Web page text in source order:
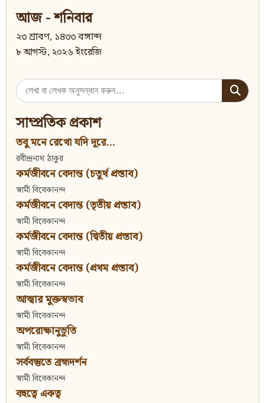
আজ - শনিবার
২৩ শ্রাবণ, ১৪৩৩ বঙ্গাব্দ
৮ আগস্ট, ২০২৬ ইংরেজি
Search
for:
সাম্প্রতিক প্রকাশ
তবু মনে রেখো যদি দূরে...
রবীন্দ্রনাথ ঠাকুর
কর্মজীবনে বেদান্ত (চতুর্থ প্রস্তাব)
স্বামী বিবেকানন্দ
কর্মজীবনে বেদান্ত (তৃতীয় প্রস্তাব)
স্বামী বিবেকানন্দ
কর্মজীবনে বেদান্ত (দ্বিতীয় প্রস্তাব)
স্বামী বিবেকানন্দ
কর্মজীবনে বেদান্ত (প্রথম প্রস্তাব)
স্বামী বিবেকানন্দ
আত্মার মুক্তস্বভাব
স্বামী বিবেকানন্দ
অপরোক্ষানুভূতি
স্বামী বিবেকানন্দ
সর্ববস্তুতে ব্রহ্মদর্শন
স্বামী বিবেকানন্দ
বহুত্বে একত্ব